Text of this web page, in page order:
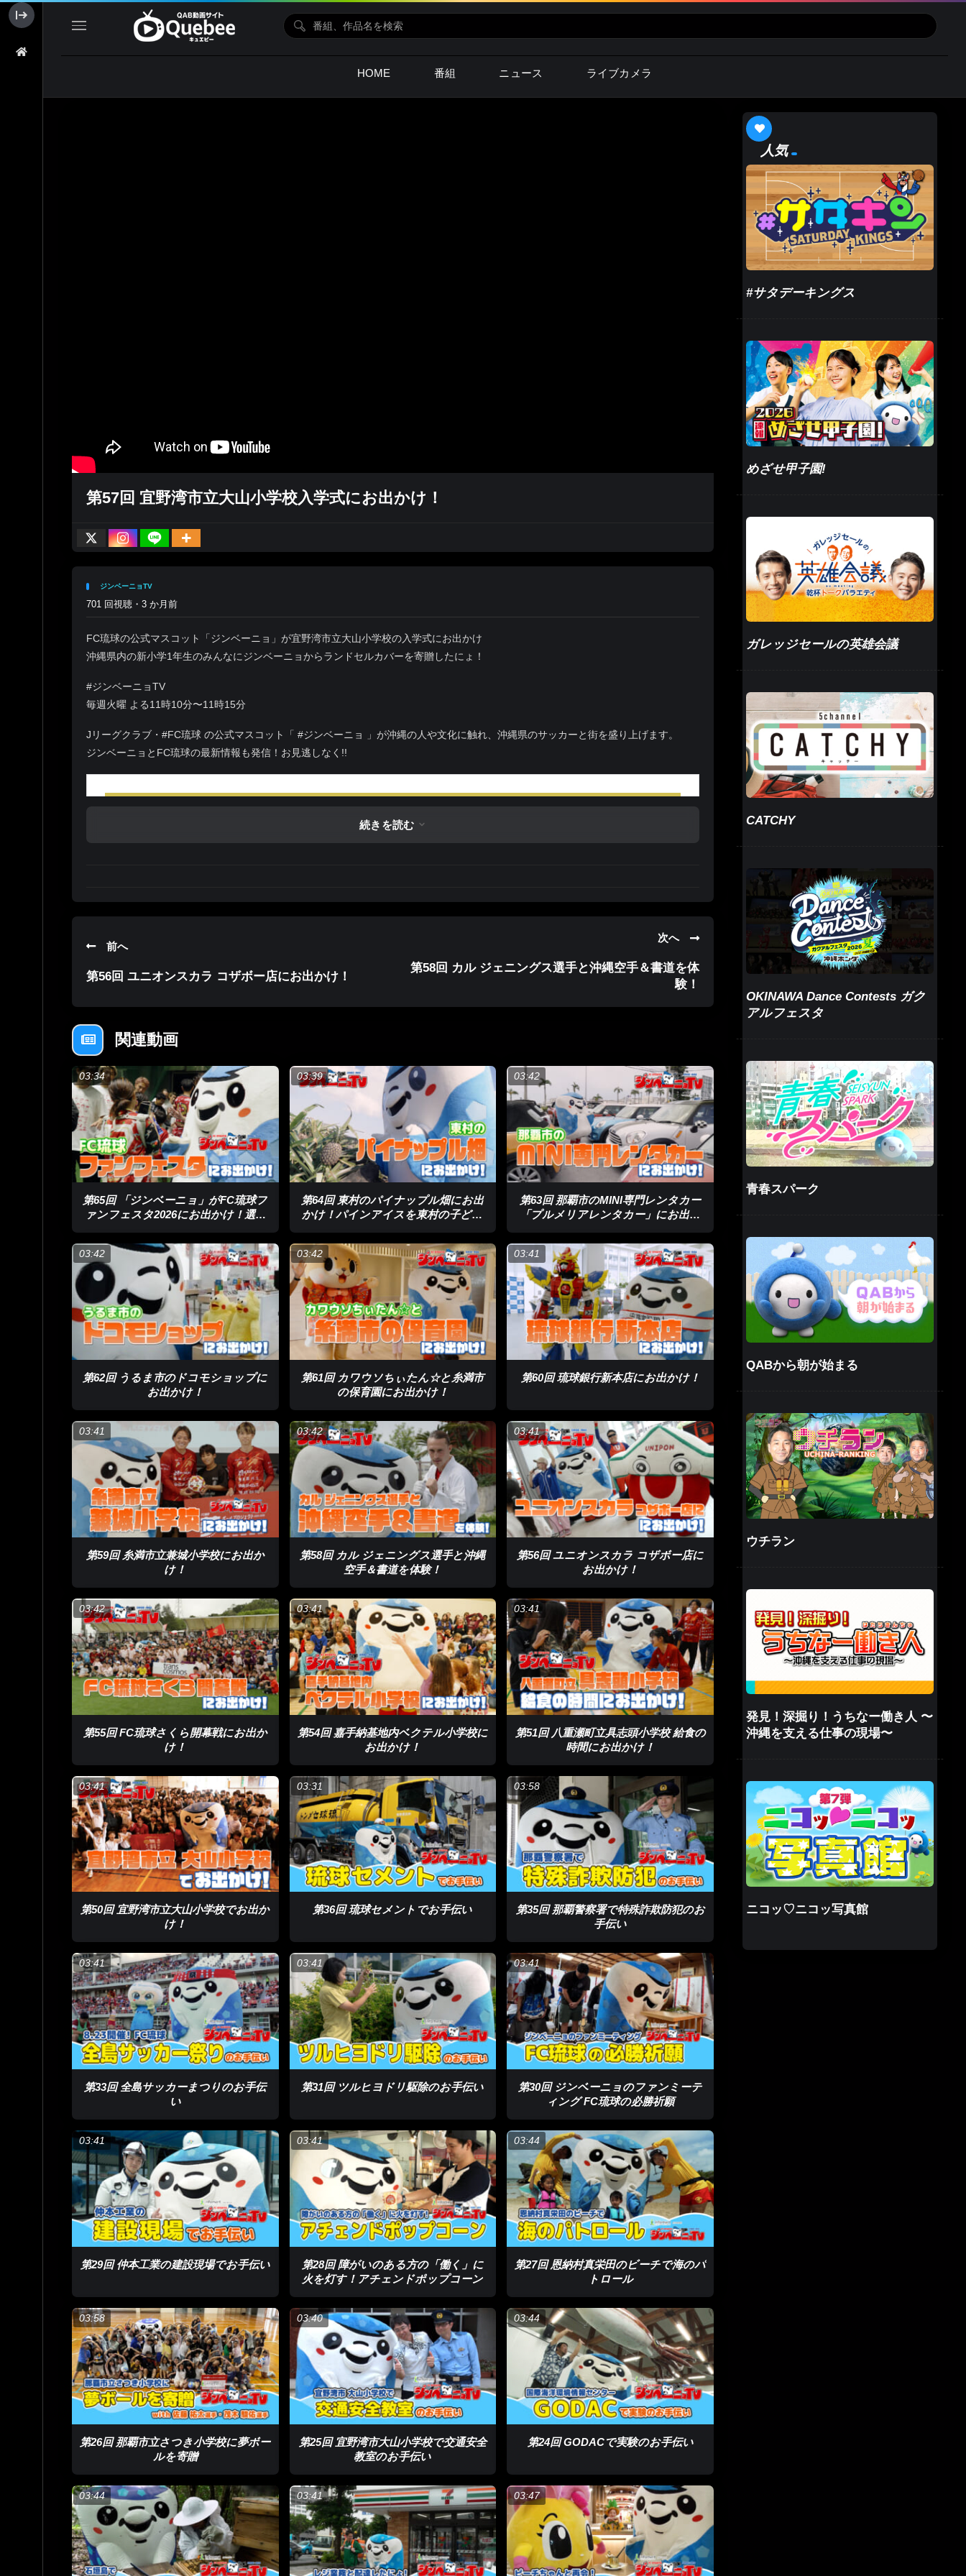
HOME 番組 ニュース ライブカメラ
第57回 宜野湾市立大山小学校入学式にお出かけ！
ジンベーニョTV
701 回視聴・3 か月前
FC琉球の公式マスコット「ジンベーニョ」が宜野湾市立大山小学校の入学式にお出かけ
沖縄県内の新小学1年生のみんなにジンベーニョからランドセルカバーを寄贈したにょ！
#ジンベーニョTV
毎週火曜 よる11時10分〜11時15分
Jリーグクラブ・#FC琉球 の公式マスコット「 #ジンベーニョ 」が沖縄の人や文化に触れ、沖縄県のサッカーと街を盛り上げます。
ジンベーニョとFC琉球の最新情報も発信！お見逃しなく!!
#ゆいまーる #ゆいまーるの輪
#大山小学校 #入学式
あとで見る0
続きを読む
前へ
第56回 ユニオンスカラ コザボー店にお出かけ！
次へ
第58回 カル ジェニングス選手と沖縄空手＆書道を体
験！
関連動画
03:34
第65回 「ジンベーニョ」がFC琉球フ
ァンフェスタ2026にお出かけ！選手
ント
03:39
第64回 東村のパイナップル畑にお出
かけ！パインアイスを東村の子ども
03:42
第63回 那覇市のMINI専門レンタカー
「プルメリアレンタカー」にお出か
03:42
第62回 うるま市のドコモショップに
お出かけ！
03:42
第61回 カワウソちぃたん☆と糸満市
の保育園にお出かけ！
03:41
第60回 琉球銀行新本店にお出かけ！
03:41
第59回 糸満市立兼城小学校にお出か
け！
03:42
第58回 カル ジェニングス選手と沖縄
空手＆書道を体験！
03:41
第56回 ユニオンスカラ コザボー店に
お出かけ！
03:42
第55回 FC琉球さくら開幕戦にお出か
け！
03:41
第54回 嘉手納基地内ベクテル小学校に
お出かけ！
03:41
第51回 八重瀬町立具志頭小学校 給食の
時間にお出かけ！
03:41
第50回 宜野湾市立大山小学校でお出か
け！
03:31
第36回 琉球セメントでお手伝い
03:58
第35回 那覇警察署で特殊詐欺防犯のお
手伝い
03:41
第33回 全島サッカーまつりのお手伝
い
03:41
第31回 ツルヒヨドリ駆除のお手伝い
03:41
第30回 ジンベーニョのファンミーテ
ィング FC琉球の必勝祈願
03:41
第29回 仲本工業の建設現場でお手伝い
03:41
第28回 障がいのある方の「働く」に
火を灯す！アチェンドポップコーン
03:44
第27回 恩納村真栄田のビーチで海のパ
トロール
03:58
第26回 那覇市立さつき小学校に夢ボー
ルを寄贈
03:40
第25回 宜野湾市大山小学校で交通安全
教室のお手伝い
03:44
第24回 GODACで実験のお手伝い
03:44 03:41 03:47
人気
#サタデーキングス
めざせ甲子園!
ガレッジセールの英雄会議
CATCHY
OKINAWA Dance Contests ガク
アルフェスタ
青春スパーク
QABから朝が始まる
ウチラン
発見！深掘り！うちなー働き人 〜
沖縄を支える仕事の現場〜
ニコッ♡ニコッ写真館